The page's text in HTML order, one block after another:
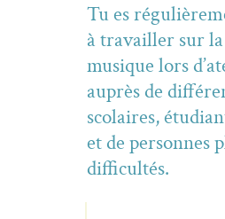
Tu es
à tra­vailler sur
musique lors
auprès de
sco­laires,
et de per­son­nes
difficultés.